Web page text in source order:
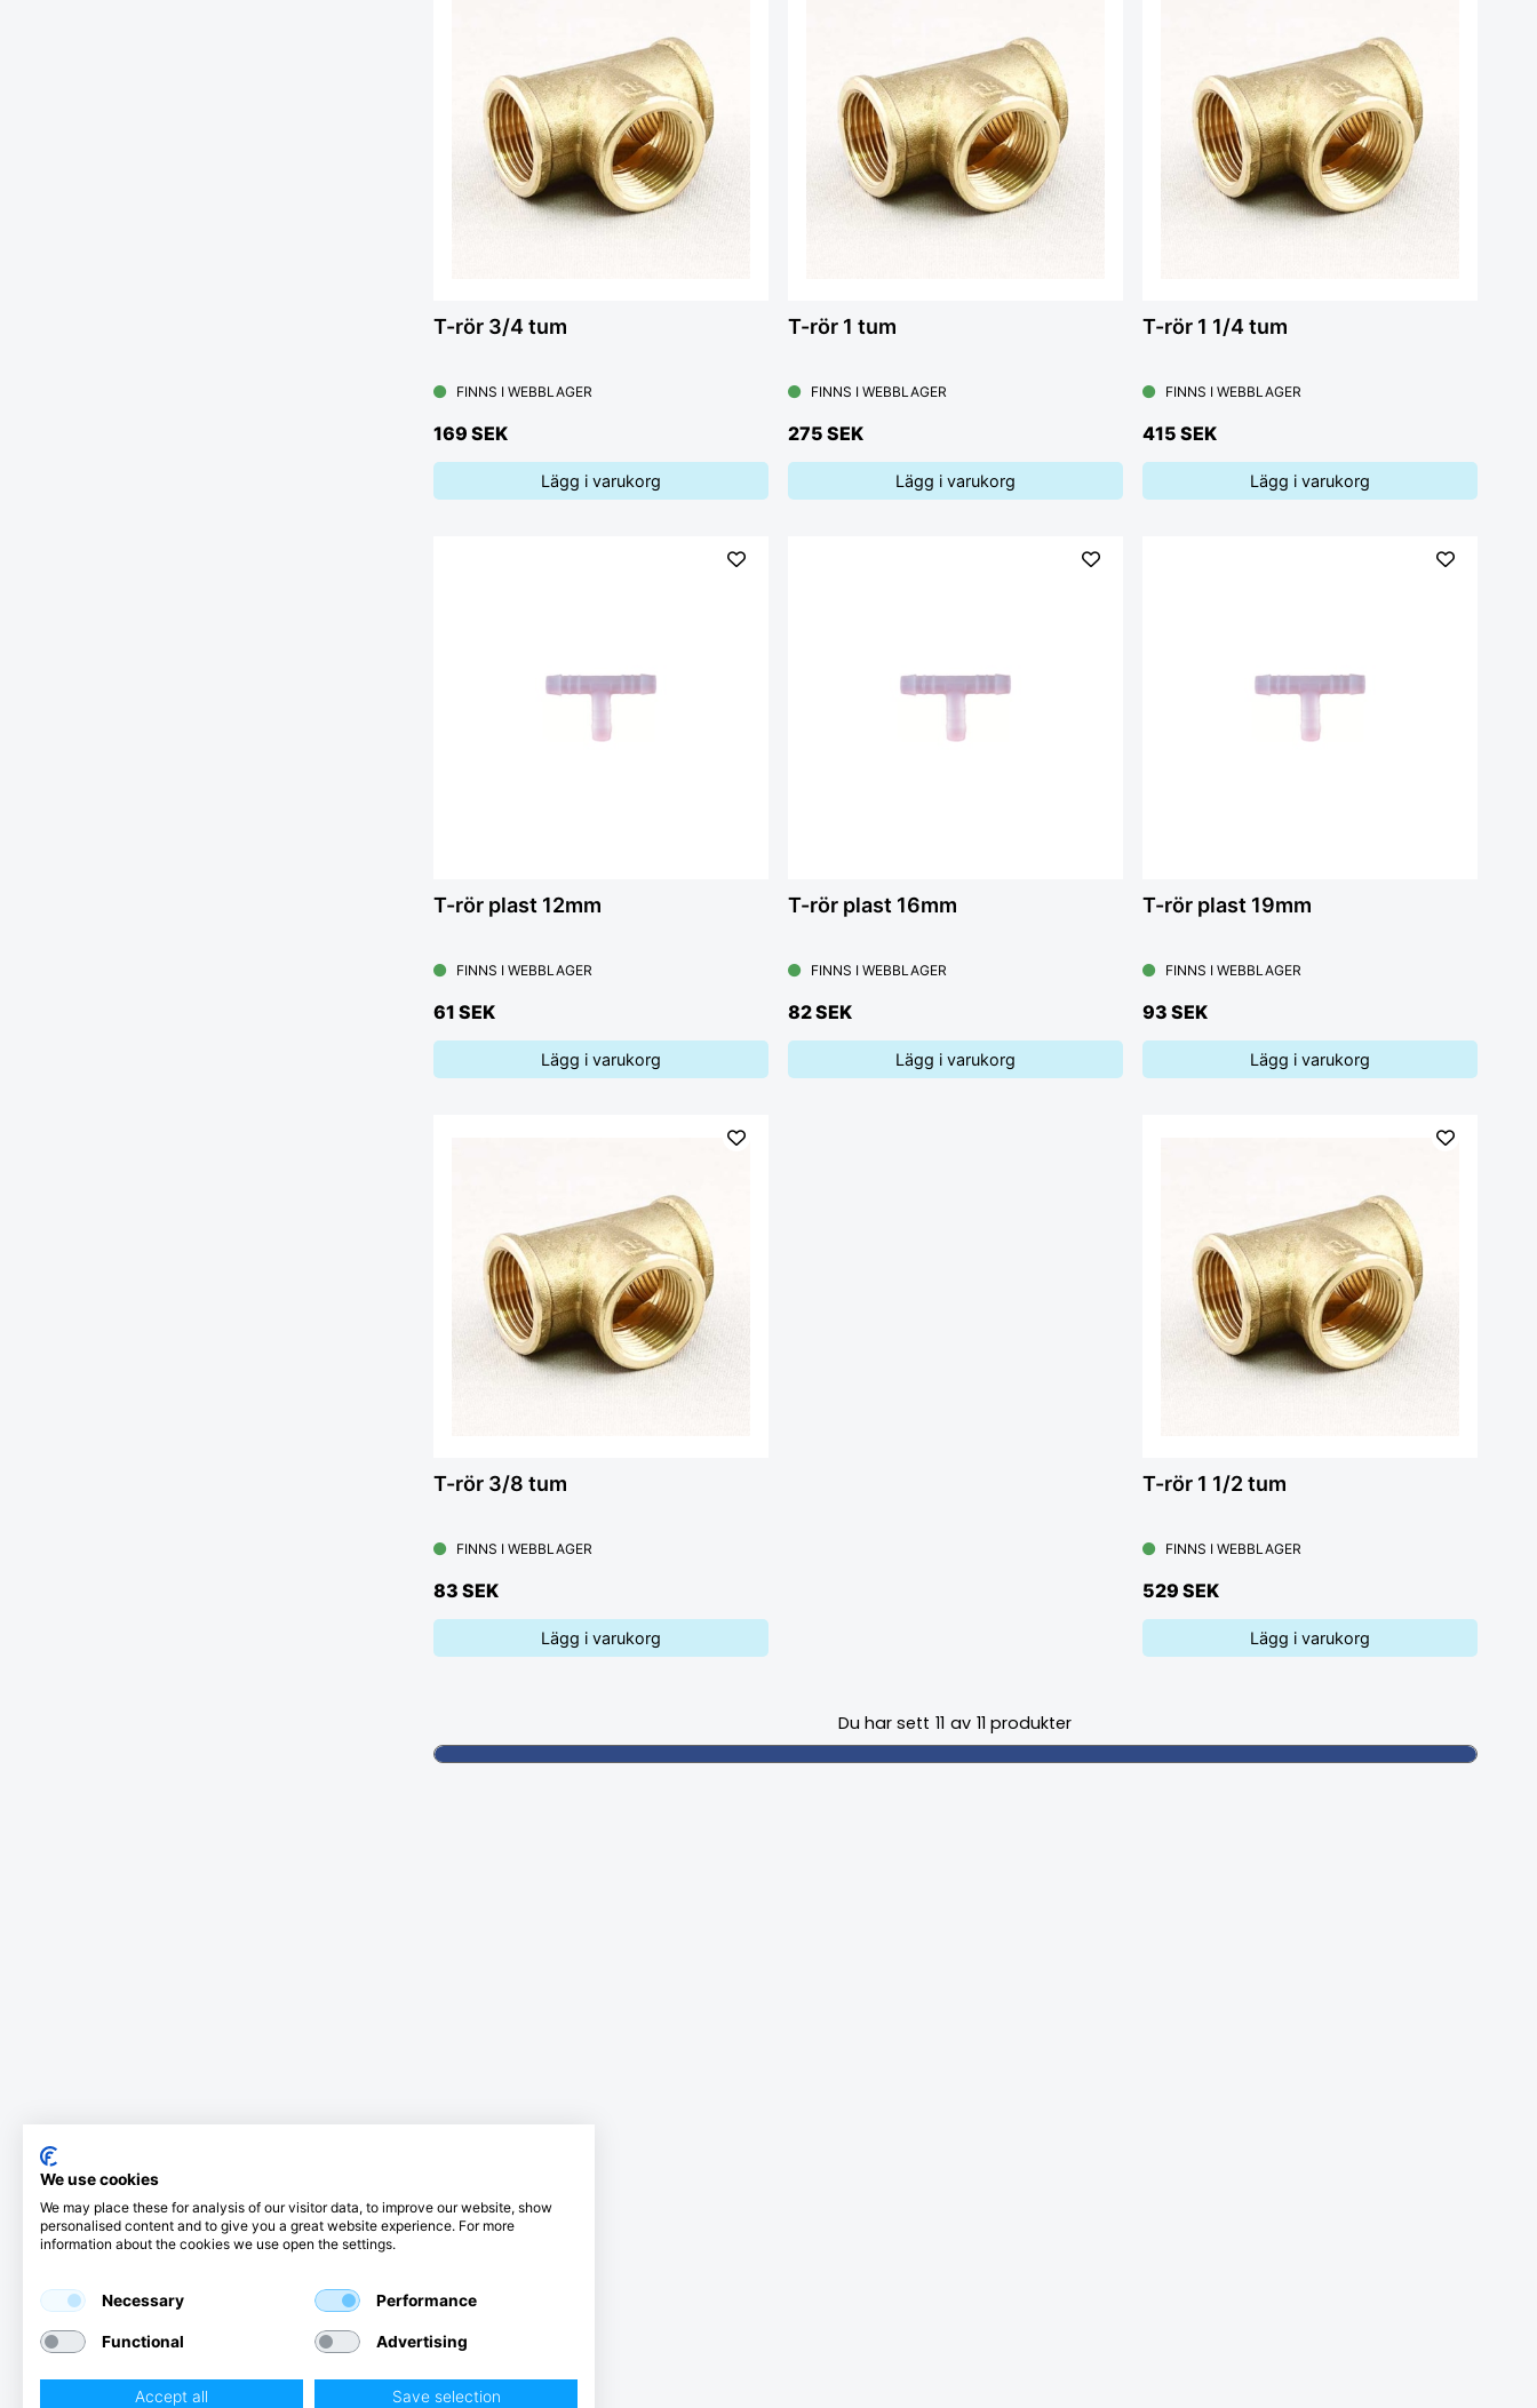
T-rör 3/4 tum
FINNS I WEBBLAGER
169 SEK
Lägg i varukorg
T-rör 1 tum
FINNS I WEBBLAGER
275 SEK
Lägg i varukorg
T-rör 1 1/4 tum
FINNS I WEBBLAGER
415 SEK
Lägg i varukorg
T-rör plast 12mm
FINNS I WEBBLAGER
61 SEK
Lägg i varukorg
T-rör plast 16mm
FINNS I WEBBLAGER
82 SEK
Lägg i varukorg
T-rör plast 19mm
FINNS I WEBBLAGER
93 SEK
Lägg i varukorg
T-rör 3/8 tum
FINNS I WEBBLAGER
83 SEK
Lägg i varukorg
T-rör 1 1/2 tum
FINNS I WEBBLAGER
529 SEK
Lägg i varukorg
Du har sett 11 av 11 produkter
We use cookies
We may place these for analysis of our visitor data, to improve our website, show
personalised content and to give you a great website experience. For more
information about the cookies we use open the settings.
Necessary Performance
Functional Advertising
Accept all Save selection